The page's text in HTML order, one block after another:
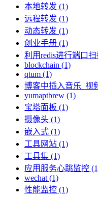
本地转发 (1)
远程转发 (1)
动态转发 (1)
创业手册 (1)
利用redis进行端口扫
blockchain (1)
qtum (1)
博客中插入音乐_视
yumaptbrew (1)
宝塔面板 (1)
摄像头 (1)
嵌入式 (1)
工具网站 (1)
工具集 (1)
应用服务心跳监控
wechat (1)
性能监控 (1)